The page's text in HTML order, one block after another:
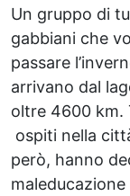
Un gruppo di
gabbiani che
passare
arrivano dal
oltre 4600 km.
ospiti nella
però, hanno